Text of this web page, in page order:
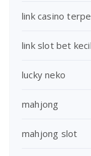
link casino
link slot bet kecil
lucky neko
mahjong
mahjong slot